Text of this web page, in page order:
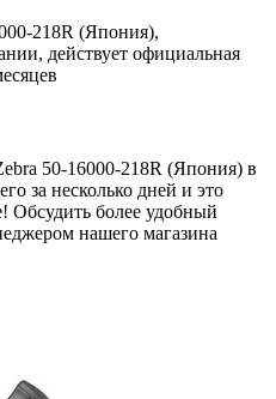
218R (Япония),
действует официальная
50-16000-218R (Япония) в
за несколько дней и это
Обсудить более удобный
нашего магазина